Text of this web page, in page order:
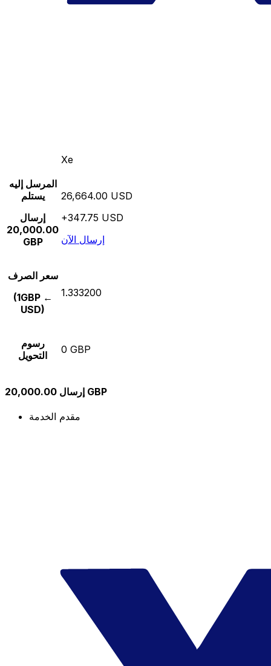
Xe
المرسل إليه
يستلم
إرسال
20,000.00
GBP
26,664.00 USD
+347.75 USD
إرسال الآن
سعر الصرف
(1GBP ←
USD)
1.333200
رسوم
التحويل
0 GBP
إرسال 20,000.00 GBP
مقدم الخدمة